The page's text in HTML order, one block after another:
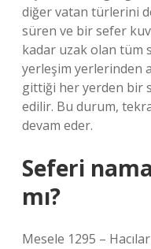
diğer vatan türlerini
süren ve bir sefer
kadar uzak olan tüm
yerleşim yerlerinden
gittiği her yerden bir
edilir. Bu durum,
devam eder.
Seferi
mı?
Mesele 1295 –